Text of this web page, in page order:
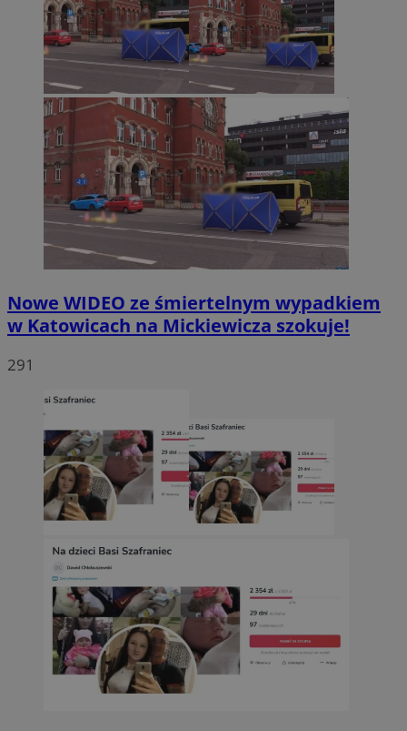
Nowe WIDEO ze śmiertelnym wypadkiem
w Katowicach na Mickiewicza szokuje!
291